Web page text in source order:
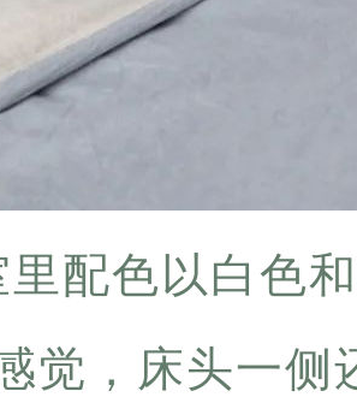
里配色以白色
觉，床头一侧